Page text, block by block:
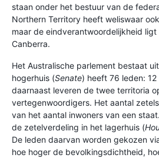
staan onder het bestuur van de
Northern Territory heeft weliswaar
maar de eindverantwoordelijkheid
Canberra.
Het Australische parlement bestaat
hogerhuis (Senate) heeft 76 leden:
daarnaast leveren de twee territoria
vertegenwoordigers. Het aantal
van het aantal inwoners van een
de zetelverdeling in het lagerhuis (
De leden daarvan worden gekozen
hoe hoger de bevolkingsdichtheid,